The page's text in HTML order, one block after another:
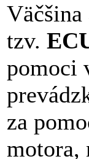
tzv.
pomoci
za
motora,